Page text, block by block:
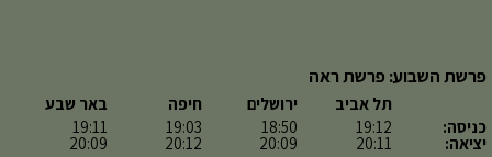
פרשת השבוע: פרשת ראה
כניסה:
יציאה:
תל אביב
19:12
20:11
ירושלים
18:50
20:09
חיפה
19:03
20:12
באר שבע
19:11
20:09